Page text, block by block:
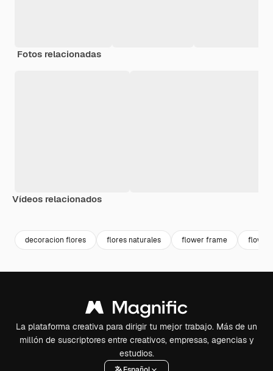
Fotos relacionadas
Vídeos relacionados
decoracion flores flores naturales flower frame flower
La plataforma creativa para dirigir tu mejor trabajo. Más de un
millón de suscriptores entre creativos, empresas, agencias y
estudios.